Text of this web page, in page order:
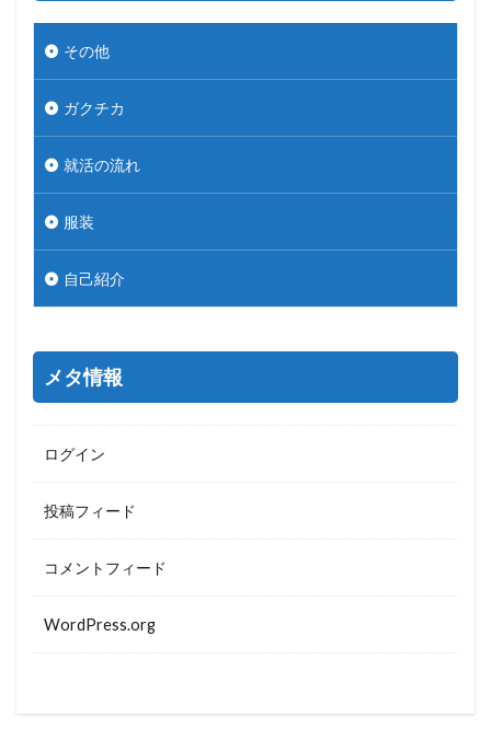
その他
ガクチカ
就活の流れ
服装
自己紹介
メタ情報
ログイン
投稿フィード
コメントフィード
WordPress.org